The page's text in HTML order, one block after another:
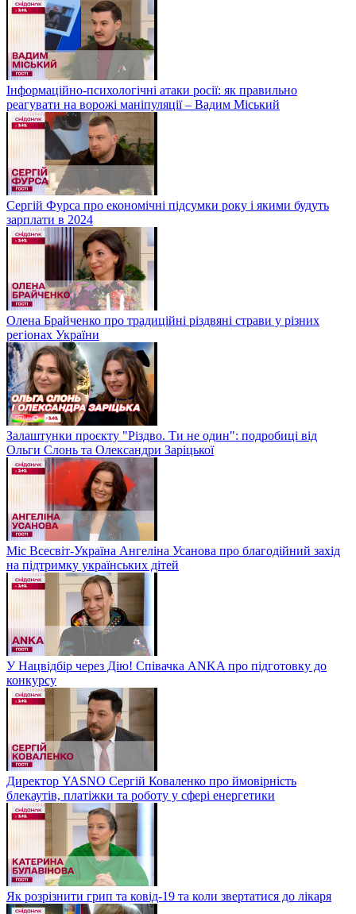
Інформаційно-психологічні атаки росії: як правильно
реагувати на ворожі маніпуляції – Вадим Міський
Сергій Фурса про економічні підсумки року і якими будуть
зарплати в 2024
Олена Брайченко про традиційні різдвяні страви у різних
регіонах України
Залаштунки проєкту "Різдво. Ти не один": подробиці від
Ольги Слонь та Олександри Заріцької
Міс Всесвіт-Україна Ангеліна Усанова про благодійний захід
на підтримку українських дітей
У Нацвідбір через Дію! Співачка ANKA про підготовку до
конкурсу
Директор YASNO Сергій Коваленко про ймовірність
блекаутів, платіжки та роботу у сфері енергетики
Як розрізнити грип та ковід-19 та коли звертатися до лікаря